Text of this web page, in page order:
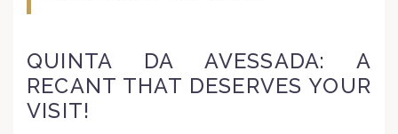
QUINTA DA AVESSADA: A
RECANT THAT DESERVES YOUR
VISIT!